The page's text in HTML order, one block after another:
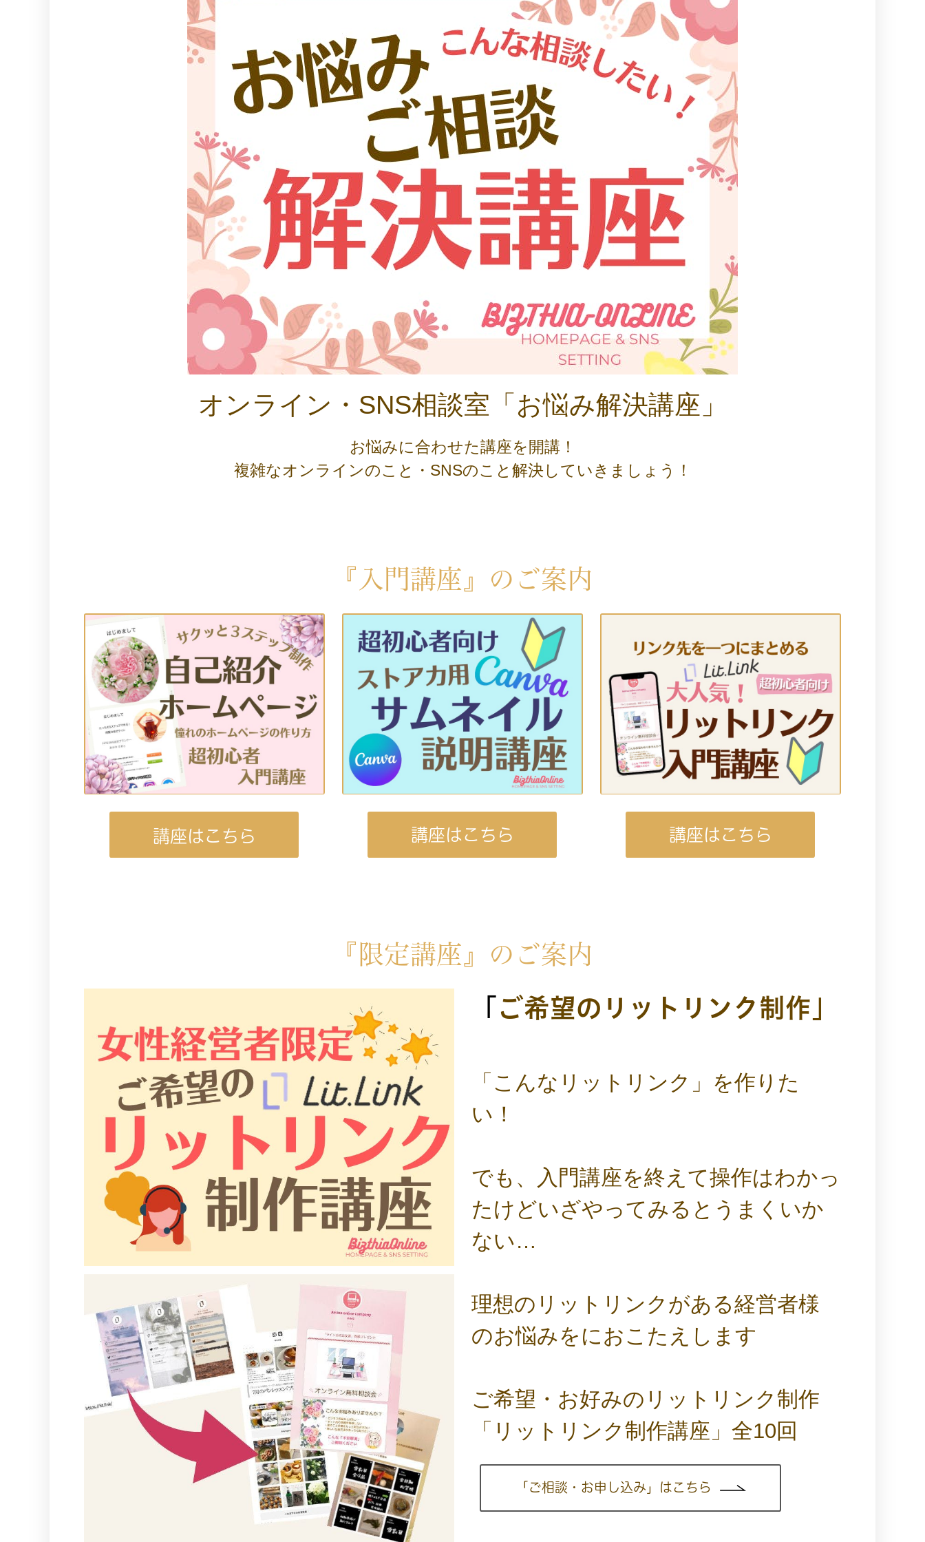
オンライン・SNS相談室「お悩み解決講座」
お悩みに合わせた講座を開講！
複雑なオンラインのこと・SNSのこと解決していきましょう！
『入門講座』のご案内
講座はこちら 講座はこちら 講座はこちら
『限定講座』のご案内
「ご希望のリットリンク制作」
「こんなリットリンク」を作りた
い！
でも、入門講座を終えて操作はわかっ
たけどいざやってみるとうまくいか
ない…
理想のリットリンクがある経営者様
のお悩みをにおこたえします
ご希望・お好みのリ ットリ ンク制作
「リットリンク制作講座」全10回
「ご相談・お申し込み」はこちら